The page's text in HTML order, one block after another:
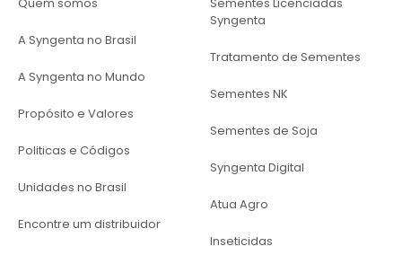
A Syngenta no Brasil
A Syngenta no Mundo
Propósito e Valores
Politicas e Códigos
Unidades no Brasil
Encontre um distribuidor
Syngenta
Tratamento de Sementes
Sementes NK
Sementes de Soja
Syngenta Digital
Atua Agro
Inseticidas